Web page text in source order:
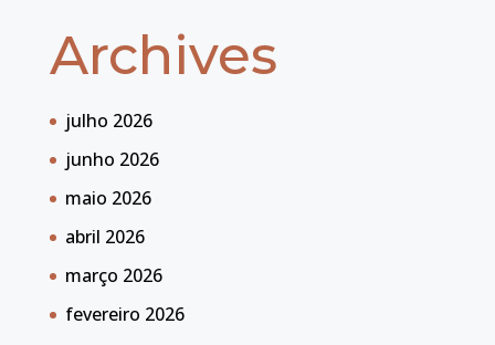
Archives
julho 2026
junho 2026
maio 2026
abril 2026
março 2026
fevereiro 2026